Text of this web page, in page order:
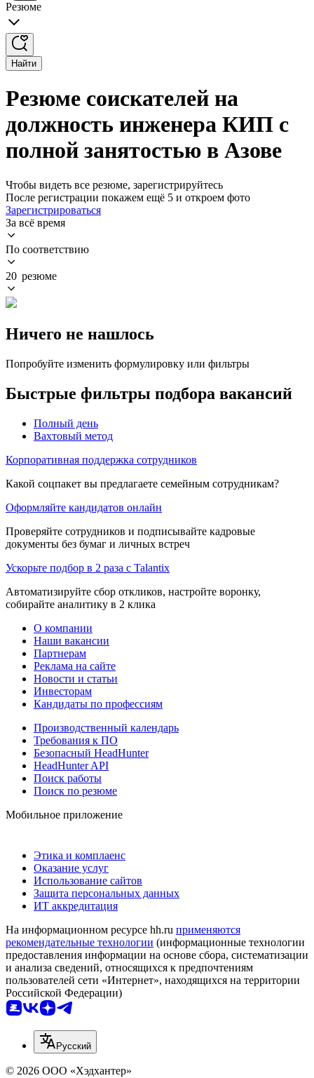
Резюме
Найти
Резюме соискателей на
должность инженера КИП с
полной занятостью в Азове
Чтобы видеть все резюме, зарегистрируйтесь
После регистрации покажем ещё 5 и откроем фото
Зарегистрироваться
За всё время
По соответствию
20 резюме
Ничего не нашлось
Попробуйте изменить формулировку или фильтры
Быстрые фильтры подбора вакансий
Полный день
Вахтовый метод
Корпоративная поддержка сотрудников
Какой соцпакет вы предлагаете семейным сотрудникам?
Оформляйте кандидатов онлайн
Проверяйте сотрудников и подписывайте кадровые
документы без бумаг и личных встреч
Ускорьте подбор в 2 раза с Talantix
Автоматизируйте сбор откликов, настройте воронку,
собирайте аналитику в 2 клика
О компании
Наши вакансии
Партнерам
Реклама на сайте
Новости и статьи
Инвесторам
Кандидаты по профессиям
Производственный календарь
Требования к ПО
Безопасный HeadHunter
HeadHunter API
Поиск работы
Поиск по резюме
Мобильное приложение
Этика и комплаенс
Оказание услуг
Использование сайтов
Защита персональных данных
ИТ аккредитация
На информационном ресурсе hh.ru применяются
рекомендательные технологии (информационные технологии
предоставления информации на основе сбора, систематизации
и анализа сведений, относящихся к предпочтениям
пользователей сети «Интернет», находящихся на территории
Российской Федерации)
Русский
© 2026 ООО «Хэдхантер»